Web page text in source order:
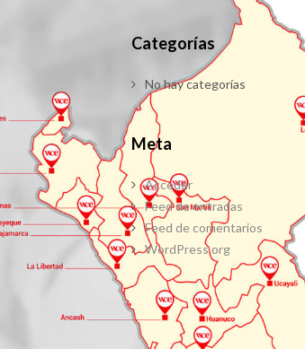
Categorías
No hay categorías
Meta
Acceder
Feed de entradas
Feed de comentarios
WordPress.org